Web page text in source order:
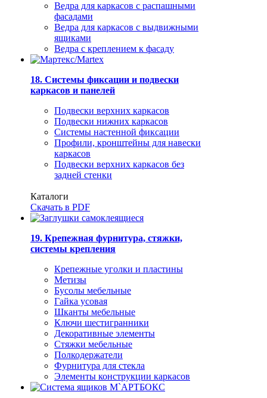
Ведра для каркасов с распашными
фасадами
Ведра для каркасов с выдвижными
ящиками
Ведра с креплением к фасаду
18. Системы фиксации и подвески
каркасов и панелей
Подвески верхних каркасов
Подвески нижних каркасов
Системы настенной фиксации
Профили, кронштейны для навески
каркасов
Подвески верхних каркасов без
задней стенки
Каталоги
Скачать в PDF
19. Крепежная фурнитура, стяжки,
системы крепления
Крепежные уголки и пластины
Метизы
Бусолы мебельные
Гайка усовая
Шканты мебельные
Ключи шестигранники
Декоративные элементы
Стяжки мебельные
Полкодержатели
Фурнитура для стекла
Элементы конструкции каркасов